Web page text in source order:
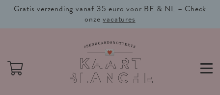
Gratis verzending vanaf 35 euro voor BE & NL – Check
onzevacatures